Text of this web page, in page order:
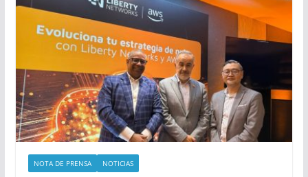
NOTA DE PRENSA NOTICIAS